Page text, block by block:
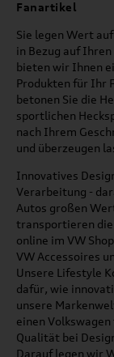
Fanartikel
Sie legen Wert
in Bezug auf
bieten wir Ihnen
Produkten für Ihr
betonen Sie die
sportlichen
nach Ihrem
und überzeugen
Innovatives
Verarbeitung -
Autos großen
transportieren die
online im VW
VW Accessoires
Unsere Lifestyle
dafür, wie
unsere
einen
Qualität bei
Darauf legen wir